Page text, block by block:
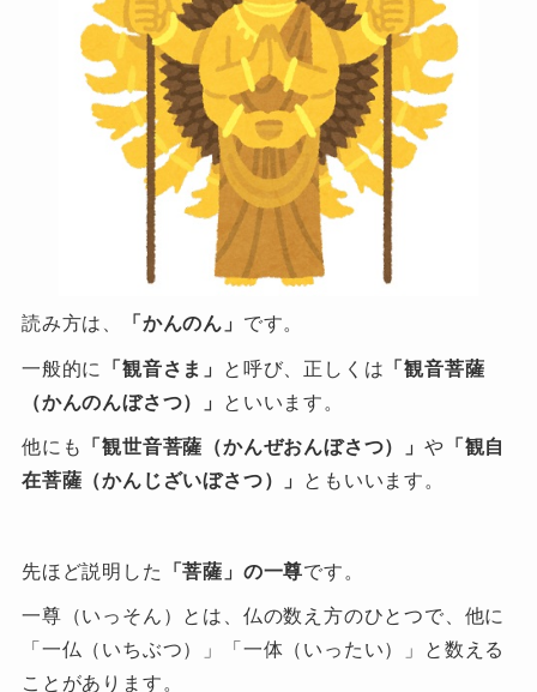
読み方は、 「かんのん」 です。
一般的に 「観音さま」 と呼び、正しくは 「観音菩薩
（かんのんぼさつ）」
といいます。
他にも 「観世音菩薩（かんぜおんぼさつ）」や 「観自
在菩薩（かんじざいぼさつ）」
ともいいます。
先ほど説明した 「菩薩」の一尊です。
一尊（いっそん）とは、仏の数え方のひとつで、他に
「一仏（いちぶつ）」「一体（いったい）」と数える
ことがあります。